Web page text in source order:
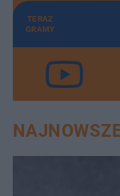
TERAZ
GRAMY